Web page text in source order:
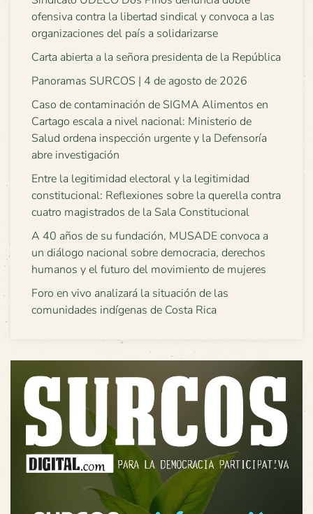
ofensiva contra la libertad sindical y convoca a las
organizaciones del país a solidarizarse
Carta abierta a la señora presidenta de la República
Panoramas SURCOS | 4 de agosto de 2026
Caso de contaminación de SIGMA Alimentos en
Cartago escala a nivel nacional: Ministerio de
Salud ordena inspección urgente y la Defensoría
abre investigación
Entre la legitimidad electoral y la legitimidad
constitucional: Reflexiones sobre la querella contra
cuatro magistrados de la Sala Constitucional
A 40 años de su fundación, MUSADE convoca a
un diálogo nacional sobre democracia, derechos
humanos y el futuro del movimiento de mujeres
Foro en vivo analizará la situación de las
comunidades indígenas de Costa Rica